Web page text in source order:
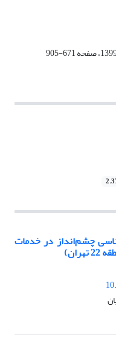
چشم‌انداز در خدمات